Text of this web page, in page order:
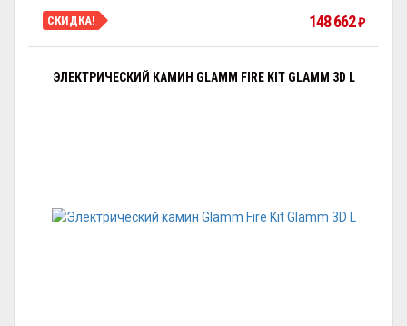
СКИДКА! 148 662₽
ЭЛЕКТРИЧЕСКИЙ КАМИН GLAMM FIRE KIT GLAMM 3D L